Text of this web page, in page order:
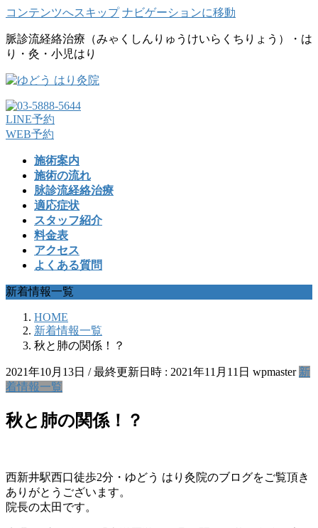
コンテンツへスキップ ナビゲーションに移動
脈診流経絡治療（みゃくしんりゅうけいらくちりょう）・は
り・灸・小児はり
LINE予約
WEB予約
施術案内
施術の流れ
脉診流経絡治療
適応症状
スタッフ紹介
料金表
アクセス
よくある質問
新着情報一覧
HOME
新着情報一覧
秋と肺の関係！？
2021年10月13日 / 最終更新日時 : 2021年11月11日 wpmaster 新
着情報一覧
秋と肺の関係！？
西新井駅西口徒歩2分・ゆどう はり灸院のブログをご覧頂き
ありがとうございます。
院長の太田です。